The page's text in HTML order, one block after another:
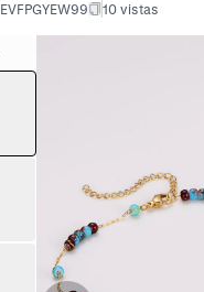
EVFPGYEW99 10 vistas